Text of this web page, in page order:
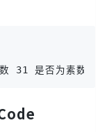
31 是否为素数。